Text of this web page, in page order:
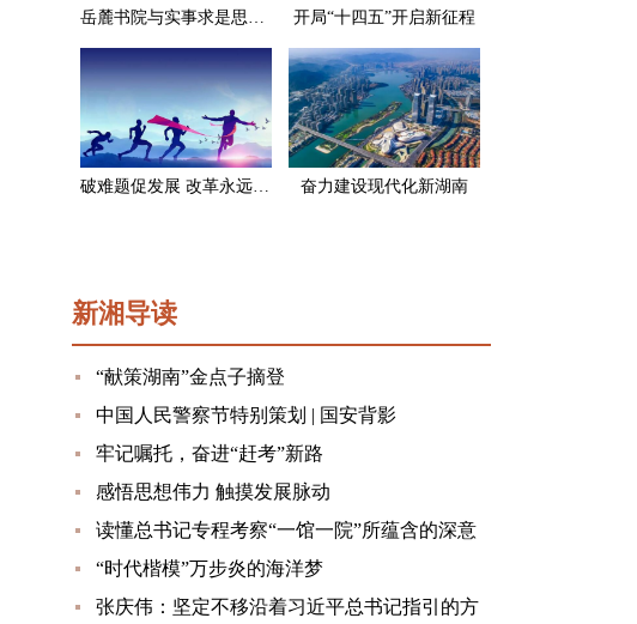
岳麓书院与实事求是思想路线 开局“十四五”开启新征程
破难题促发展 改革永远在路上 奋力建设现代化新湖南
新湘导读
“献策湖南”金点子摘登
中国人民警察节特别策划 | 国安背影
牢记嘱托，奋进“赶考”新路
感悟思想伟力 触摸发展脉动
读懂总书记专程考察“一馆一院”所蕴含的深意
“时代楷模”万步炎的海洋梦
张庆伟：坚定不移沿着习近平总书记指引的方